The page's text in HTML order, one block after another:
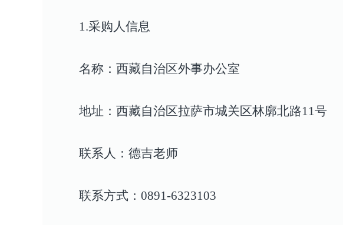
1.采购人信息
名称：西藏自治区外事办公室
地址：西藏自治区拉萨市城关区林廓北路11号
联系人：德吉老师
联系方式：0891-6323103